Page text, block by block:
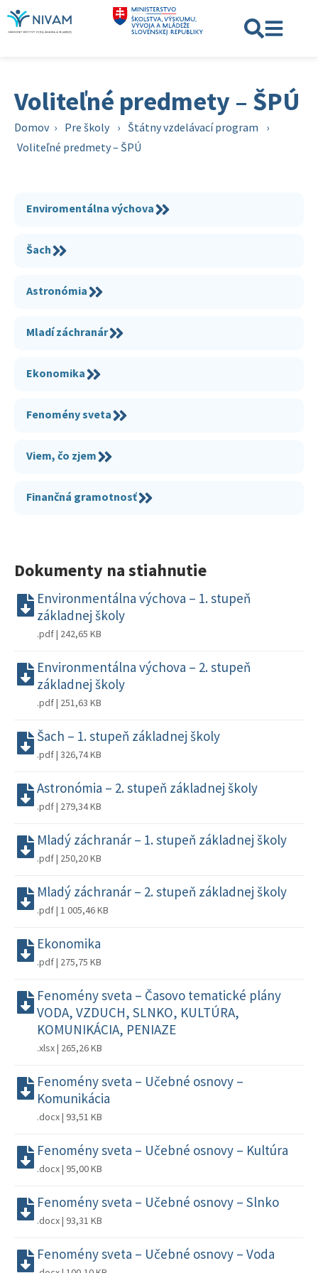
Voliteľné predmety – ŠPÚ
Domov › Pre školy › Štátny vzdelávací program
›
Voliteľné predmety – ŠPÚ
Enviromentálna výchova
Šach
Astronómia
Mladí záchranár
Ekonomika
Fenomény sveta
Viem, čo zjem
Finančná gramotnosť
Dokumenty na stiahnutie
Environmentálna výchova – 1. stupeň
základnej školy
.pdf | 242,65 KB
Environmentálna výchova – 2. stupeň
základnej školy
.pdf | 251,63 KB
Šach – 1. stupeň základnej školy
.pdf | 326,74 KB
Astronómia – 2. stupeň základnej školy
.pdf | 279,34 KB
Mladý záchranár – 1. stupeň základnej školy
.pdf | 250,20 KB
Mladý záchranár – 2. stupeň základnej školy
.pdf | 1 005,46 KB
Ekonomika
.pdf | 275,75 KB
Fenomény sveta – Časovo tematické plány
VODA, VZDUCH, SLNKO, KULTÚRA,
KOMUNIKÁCIA, PENIAZE
.xlsx | 265,26 KB
Fenomény sveta – Učebné osnovy –
Komunikácia
.docx | 93,51 KB
Fenomény sveta – Učebné osnovy – Kultúra
.docx | 95,00 KB
Fenomény sveta – Učebné osnovy – Slnko
.docx | 93,31 KB
Fenomény sveta – Učebné osnovy – Voda